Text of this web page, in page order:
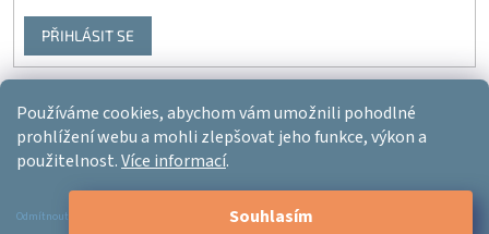
Používáme cookies, abychom vám umožnili pohodlné
prohlížení webu a mohli zlepšovat jeho funkce, výkon a
použitelnost.Více informací.
Odmítnout Souhlasím
PŘIHLÁSIT SE
Vytvořil Shoptet
Copyright 2026Ergo-product. Všechna práva vyhrazena.Upravit
nastavení cookies